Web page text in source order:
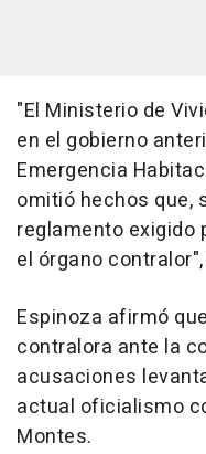
"El Ministerio de
en el gobierno
Emergencia
omitió hechos que,
reglamento exigido
el órgano
Espinoza afirmó
contralora ante la
acusaciones
actual oficialismo
Montes.